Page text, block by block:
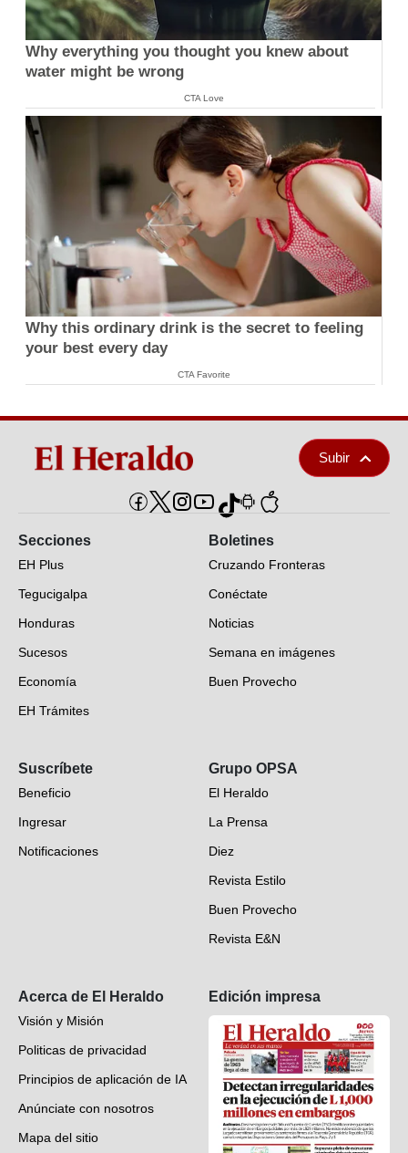
Why everything you thought you knew about
water might be wrong
CTA Love
Why this ordinary drink is the secret to feeling
your best every day
CTA Favorite
Subir
Secciones
EH Plus
Tegucigalpa
Honduras
Sucesos
Economía
EH Trámites
EH Verifica
Fotogalerías
Deportes
Videos
Boletines
Cruzando Fronteras
Conéctate
Noticias
Semana en imágenes
Buen Provecho
Suscríbete
Beneficio
Ingresar
Notificaciones
Grupo OPSA
El Heraldo
La Prensa
Diez
Revista Estilo
Buen Provecho
Revista E&N
Acerca de El Heraldo
Visión y Misión
Politicas de privacidad
Principios de aplicación de IA
Anúnciate con nosotros
Mapa del sitio
Edición impresa